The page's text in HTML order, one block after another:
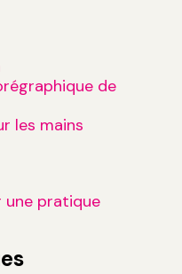
de
les mains
une pratique